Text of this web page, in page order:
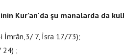
Kur’an'da şu manalarda da
i İmrân,3/ 7, İsra 17/73);
24) ;